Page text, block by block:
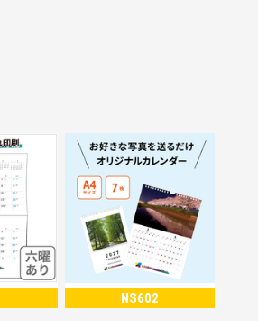
NS602